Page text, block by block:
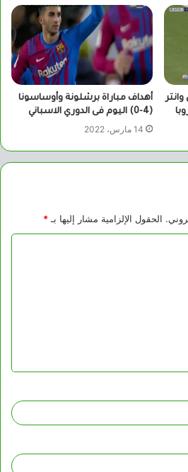
أهداف مباراة برشلونة وأوساسونا
(4-0) اليوم فى الدوري الاسباني
14 مارس، 2022
الحقول الإلزامية مشار إليها بـ *